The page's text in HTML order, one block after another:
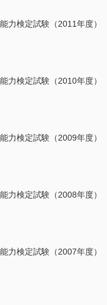
力検定試験（2011年度）
力検定試験（2010年度）
力検定試験（2009年度）
力検定試験（2008年度）
力検定試験（2007年度）